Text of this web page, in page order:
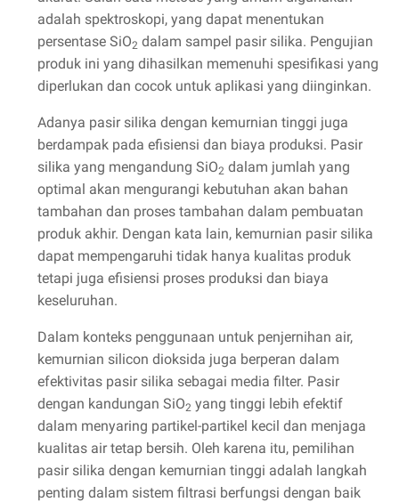
adalah spektroskopi, yang dapat menentukan
persentase SiO2 dalam sampel pasir silika. Pengujian
produk ini yang dihasilkan memenuhi spesifikasi yang
diperlukan dan cocok untuk aplikasi yang diinginkan.
Adanya pasir silika dengan kemurnian tinggi juga
berdampak pada efisiensi dan biaya produksi. Pasir
silika yang mengandung SiO2 dalam jumlah yang
optimal akan mengurangi kebutuhan akan bahan
tambahan dan proses tambahan dalam pembuatan
produk akhir. Dengan kata lain, kemurnian pasir silika
dapat mempengaruhi tidak hanya kualitas produk
tetapi juga efisiensi proses produksi dan biaya
keseluruhan.
Dalam konteks penggunaan untuk penjernihan air,
kemurnian silicon dioksida juga berperan dalam
efektivitas pasir silika sebagai media filter. Pasir
dengan kandungan SiO2 yang tinggi lebih efektif
dalam menyaring partikel-partikel kecil dan menjaga
kualitas air tetap bersih. Oleh karena itu, pemilihan
pasir silika dengan kemurnian tinggi adalah langkah
penting dalam sistem filtrasi berfungsi dengan baik